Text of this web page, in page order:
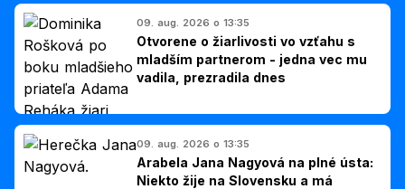
09. aug. 2026 o 13:35
Otvorene o žiarlivosti vo vzťahu s
mladším partnerom - jedna vec mu
vadila, prezradila dnes
09. aug. 2026 o 13:35
Arabela Jana Nagyová na plné ústa:
Niekto žije na Slovensku a má